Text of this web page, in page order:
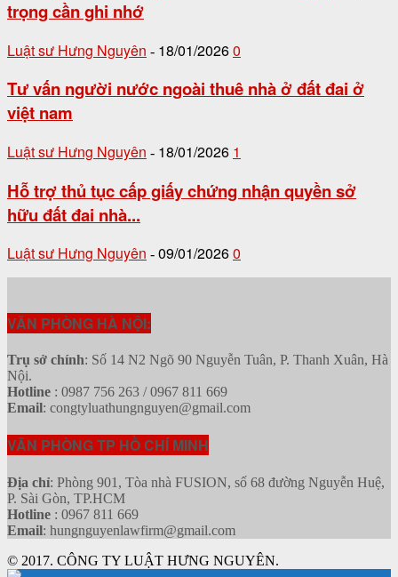
trọng cần ghi nhớ
Luật sư Hưng Nguyên - 18/01/20260
Tư vấn người nước ngoài thuê nhà ở đất đai ở
việt nam
Luật sư Hưng Nguyên - 18/01/2026 1
Hỗ trợ thủ tục cấp giấy chứng nhận quyền sở
hữu đất đai nhà...
Luật sư Hưng Nguyên - 09/01/20260
VĂN PHÒNG HÀ NỘI:
Trụ sở chính: Số 14 N2 Ngõ 90 Nguyễn Tuân, P. Thanh Xuân, Hà
Nội.
Hotline : 0987 756 263 / 0967 811 669
Email: congtyluathungnguyen@gmail.com
VĂN PHÒNG TP HỒ CHÍ MINH
Địa chỉ: Phòng 901, Tòa nhà FUSION, số 68 đường Nguyễn Huệ,
P. Sài Gòn, TP.HCM
Hotline : 0967 811 669
Email: hungnguyenlawfirm@gmail.com
© 2017. CÔNG TY LUẬT HƯNG NGUYÊN.